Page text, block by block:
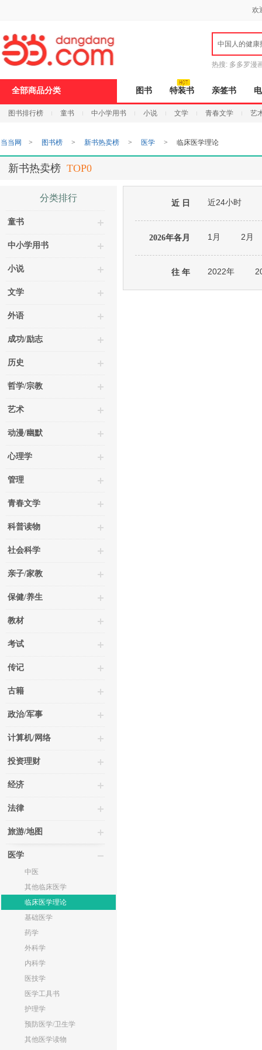
欢
中国人的健康
热搜: 多多罗漫
全部商品分类 图书 特装书 亲签书
图书排行榜 童书 中小学用书 小说 文学 青春文学 艺
打
开
无
障
页
加
当当网 > 图书榜 > 新书热卖榜 > 医学 > 临床医学理论
新书热卖榜 TOP0
分类排行
童书
中小学用书
小说
文学
外语
成功/励志
历史
哲学/宗教
艺术
动漫/幽默
心理学
管理
青春文学
科普读物
社会科学
亲子/家教
保健/养生
教材
考试
传记
古籍
政治/军事
计算机/网络
投资理财
经济
法律
旅游/地图
医学
中医
其他临床医学
临床医学理论
基础医学
药学
外科学
内科学
医技学
医学工具书
护理学
预防医学/卫生学
其他医学读物
近 日 近24小时
2026年各月 1月 2月
往 年 2022年